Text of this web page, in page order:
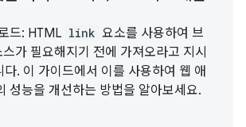
드: HTML link 요소를 사용하여 브
가 필요해지기 전에 가져오라고 지시
다. 이 가이드에서 이를 사용하여 웹 애
성능을 개선하는 방법을 알아보세요.